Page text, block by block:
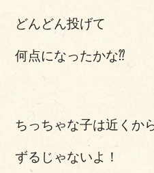
どんどん投げて
何点になったかな⁇
ちっちゃな子は近くか
ずるじゃないよ！